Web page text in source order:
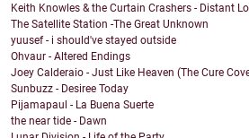
Keith Knowles & the Curtain Crashers - Distant
The Satellite Station -The Great Unknown
yuusef - i should've stayed outside
Ohvaur - Altered Endings
Joey Calderaio - Just Like Heaven (The Cure
Sunbuzz - Desiree Today
Pijamapaul - La Buena Suerte
the near tide - Dawn